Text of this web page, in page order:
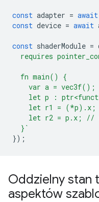
const adapter = await
const device = await
const shaderModule =
requires
  fn main() {
    var a = vec3f();
let p :
let r1 = (*p).x;
let r2 = p.x; //
  }`
});
Oddzielny stan
aspektów